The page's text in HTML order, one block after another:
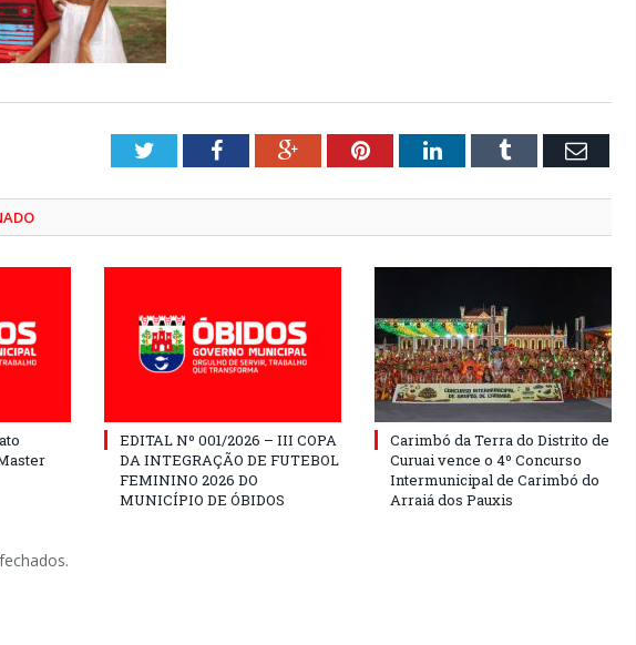
TwitterFacebookGoogle+PinterestLinkedInTumblr Email
EDITAL Nº 001/2026 – III COPA
DA INTEGRAÇÃO DE FUTEBOL
FEMININO 2026 DO
MUNICÍPIO DE ÓBIDOS
Carimbó da Terra do Distrito de
Curuai vence o 4º Concurso
Intermunicipal de Carimbó do
Arraiá dos Pauxis